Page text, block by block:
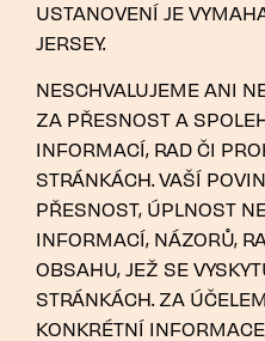
USTANOVENÍ JE
JERSEY.
NESCHVALUJEME ANI
ZA PŘESNOST A
INFORMACÍ, RAD ČI
STRÁNKÁCH. VAŠÍ
PŘESNOST, ÚPLNOST
INFORMACÍ, NÁZORŮ,
OBSAHU, JEŽ SE
STRÁNKÁCH. ZA
KONKRÉTNÍ